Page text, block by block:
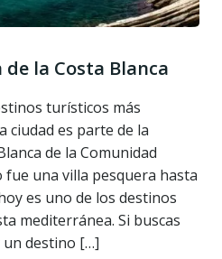
la Costa Blanca
turísticos más
ciudad es parte de la
de la Comunidad
fue una villa pesquera hasta
es uno de los destinos
mediterránea. Si buscas
un destino […]